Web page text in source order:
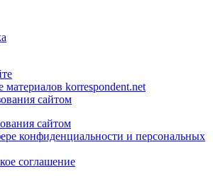
материалов korrespondent.net
сайтом
сайтом
конфиденциальности и персональных
соглашение